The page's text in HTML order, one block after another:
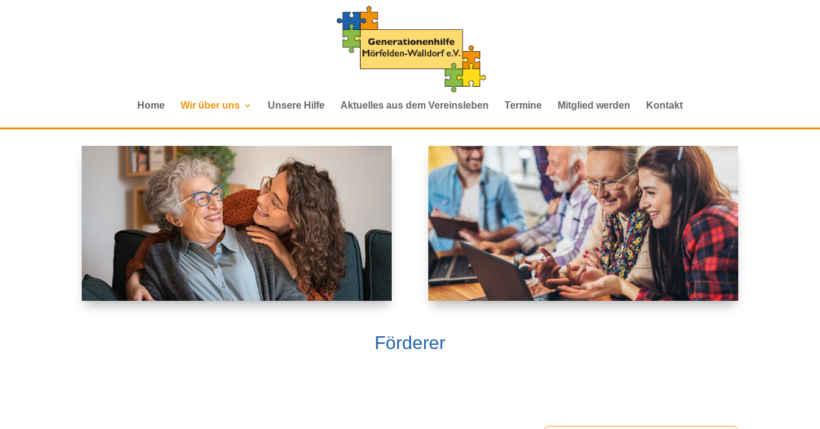
Home Wir über uns Unsere Hilfe Aktuelles aus dem Vereinsleben Termine Mitglied werden Kontakt
Förderer